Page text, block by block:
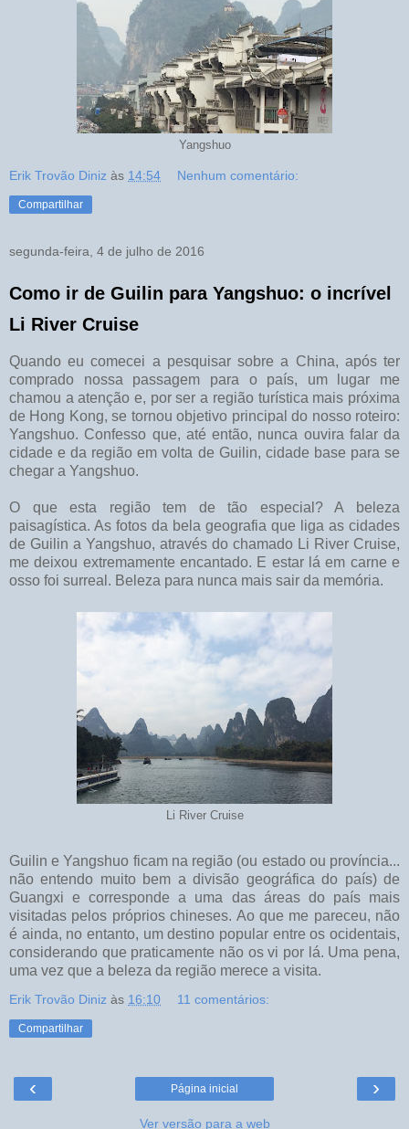
Yangshuo
Erik Trovão Diniz às 14:54 Nenhum comentário:
Compartilhar
segunda-feira, 4 de julho de 2016
Como ir de Guilin para Yangshuo: o incrível
Li River Cruise
Quando eu comecei a pesquisar sobre a China, após ter
comprado nossa passagem para o país, um lugar me
chamou a atenção e, por ser a região turística mais próxima
de Hong Kong, se tornou objetivo principal do nosso roteiro:
Yangshuo. Confesso que, até então, nunca ouvira falar da
cidade e da região em volta de Guilin, cidade base para se
chegar a Yangshuo.
O que esta região tem de tão especial? A beleza
paisagística. As fotos da bela geografia que liga as cidades
de Guilin a Yangshuo, através do chamado Li River Cruise,
me deixou extremamente encantado. E estar lá em carne e
osso foi surreal. Beleza para nunca mais sair da memória.
Li River Cruise
Guilin e Yangshuo ficam na região (ou estado ou província...
não entendo muito bem a divisão geográfica do país) de
Guangxi e corresponde a uma das áreas do país mais
visitadas pelos próprios chineses. Ao que me pareceu, não
é ainda, no entanto, um destino popular entre os ocidentais,
considerando que praticamente não os vi por lá. Uma pena,
uma vez que a beleza da região merece a visita.
Erik Trovão Diniz às 16:10 11 comentários:
Compartilhar
‹ ›
Página inicial
Ver versão para a web